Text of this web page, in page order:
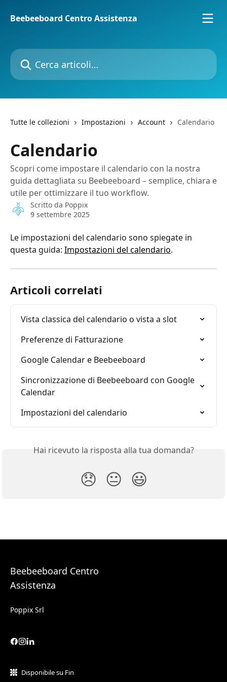
Beebeeboard Centro Assistenza
Cerca articoli…
Tutte le collezioni Impostazioni Account Calendario
Calendario
Scopri come impostare il calendario con la nostra
guida dettagliata su Beebeeboard – semplice, chiara e
utile per ottimizzare il tuo workflow.
Scritto da Poppix
9 settembre 2025
Le impostazioni del calendario sono spiegate in
questa guida: Impostazioni del calendario.
Articoli correlati
Vista classica del calendario o vista a slot
Preferenze di Fatturazione
Google Calendar e Beebeeboard
Sincronizzazione di Beebeeboard con Google
Calendar
Impostazioni del calendario
Hai ricevuto la risposta alla tua domanda?
😞 😐 😃
Beebeeboard Centro
Assistenza
Poppix Srl
Disponibile su Fin